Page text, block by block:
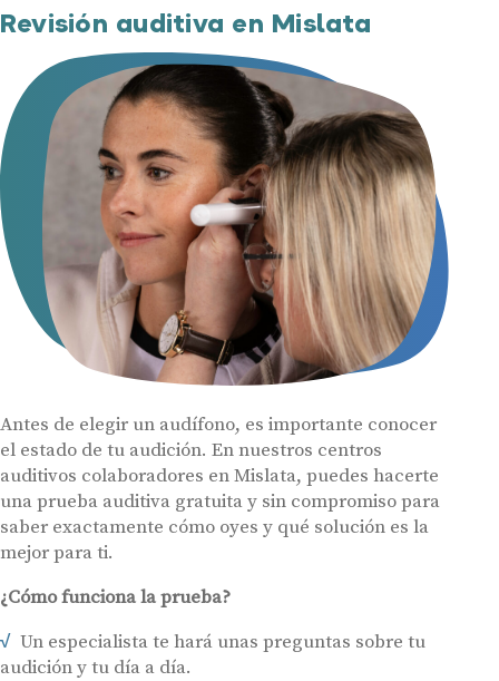
Revisión auditiva en Mislata
Antes de elegir un audífono, es importante conocer
el estado de tu audición. En nuestros centros
auditivos colaboradores en Mislata, puedes hacerte
una prueba auditiva gratuita y sin compromiso para
saber exactamente cómo oyes y qué solución es la
mejor para ti.
¿Cómo funciona la prueba?
Un especialista te hará unas preguntas sobre tu
audición y tu día a día.
Gafas auditivas
Centros Auditivos